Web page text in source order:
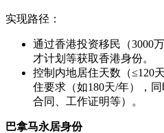
实现路径：
通过香港投资移民（3000
才计划等获取香港身份。
控制内地居住天数（≤120
住要求（如180天/年），
合同、工作证明等）。
巴拿马永居身份